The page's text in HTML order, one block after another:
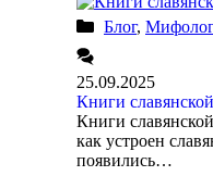
Блог,
25.09.2025
Книги
Книги
как устроен
появились…